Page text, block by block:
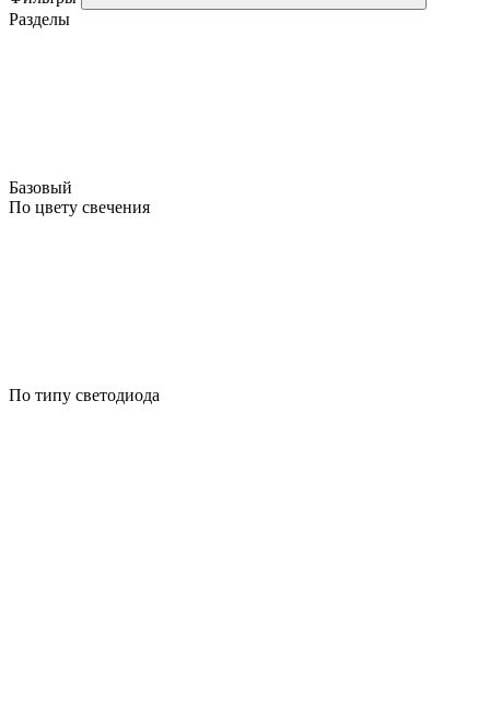
Разделы
Базовый
По цвету свечения
По типу светодиода